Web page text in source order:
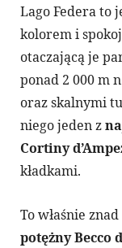
Lago Federa to
kolorem i
otaczającą je
ponad 2 000 m
oraz skalnymi
niego jeden z
Cortiny
kładkami.
To właśnie
potężny Becco